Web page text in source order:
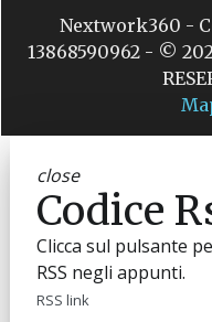
Nextwork360 -
13868590962 - ©
close
Codice
Clicca sul pulsante
RSS negli appunti.
RSS link